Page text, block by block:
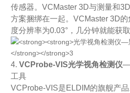
传感器。VCMaster 3D与测量和
方案捆绑在一起。VCMaster 3D的
度分辨率为0.03°，几分钟就能获
4.VCProbe-VIS光学视角检测仪
工具
VCProbe-VIS是ELDIM的旗舰产